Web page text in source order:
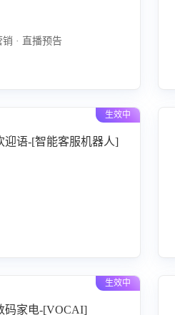
· 直播预告
生效中
迎语-[智能客服机器人]
生效中
码家电-[VOCAI]